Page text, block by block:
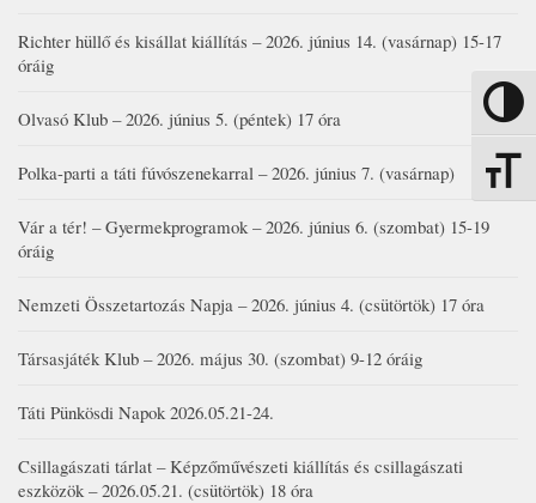
Nagy
Richter hüllő és kisállat kiállítás – 2026. június 14. (vasárnap) 15-17
óráig
Olvasó Klub – 2026. június 5. (péntek) 17 óra
Polka-parti a táti fúvószenekarral – 2026. június 7. (vasárnap)
Vár a tér! – Gyermekprogramok – 2026. június 6. (szombat) 15-19
óráig
Nemzeti Összetartozás Napja – 2026. június 4. (csütörtök) 17 óra
Társasjáték Klub – 2026. május 30. (szombat) 9-12 óráig
Táti Pünkösdi Napok 2026.05.21-24.
Csillagászati tárlat – Képzőművészeti kiállítás és csillagászati
eszközök – 2026.05.21. (csütörtök) 18 óra